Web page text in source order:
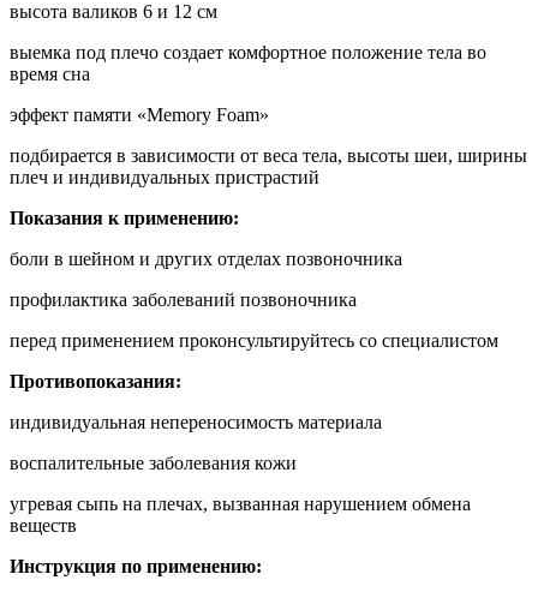
высота валиков 6 и 12 см
выемка под плечо создает комфортное положение тела во
время сна
эффект памяти «Memory Foam»
подбирается в зависимости от веса тела, высоты шеи, ширины
плеч и индивидуальных пристрастий
Показания к применению:
боли в шейном и других отделах позвоночника
профилактика заболеваний позвоночника
перед применением проконсультируйтесь со специалистом
Противопоказания:
индивидуальная непереносимость материала
воспалительные заболевания кожи
угревая сыпь на плечах, вызванная нарушением обмена
веществ
Инструкция по применению: